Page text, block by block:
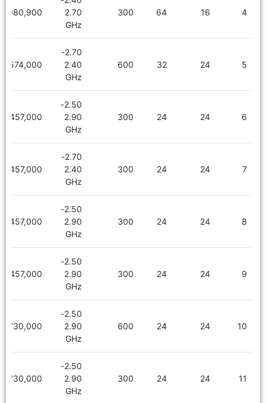
4
16
64
300
2.70
GHz
1,980,900
5
24
32
600
2.70-
2.40
GHz
2,574,000
6
24
24
300
2.50-
2.90
GHz
2,457,000
7
24
24
300
2.70-
2.40
GHz
2,457,000
8
24
24
300
2.50-
2.90
GHz
2,457,000
9
24
24
300
2.50-
2.90
GHz
2,457,000
10
24
24
600
2.50-
2.90
GHz
2,730,000
11
24
24
300
2.50-
2.90
GHz
2,730,000